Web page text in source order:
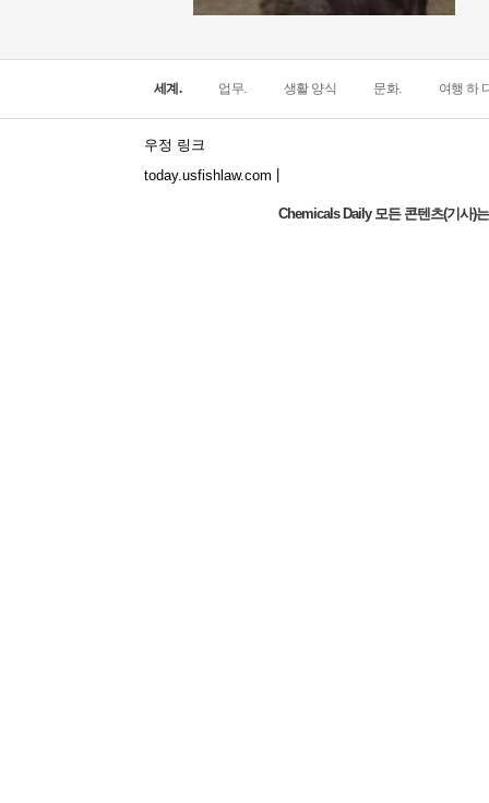
세계. 업무. 생활 양식 문화. 여행 하
우정 링크
today.usfishlaw.com
Chemicals Daily 모든 콘텐츠(기사)